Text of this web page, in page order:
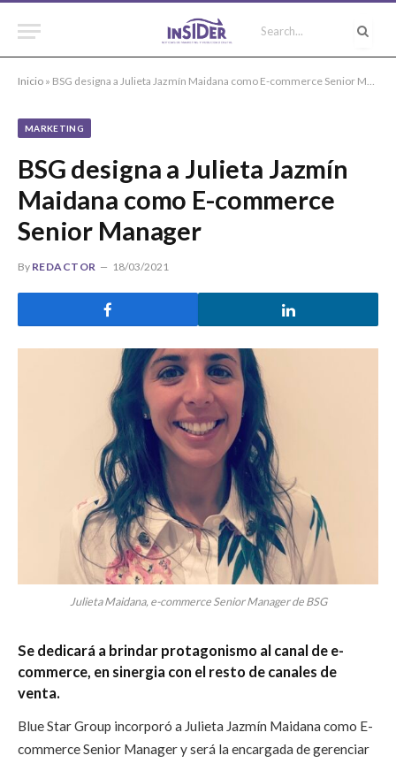
Inicio » BSG designa a Julieta Jazmín Maidana como E-commerce Senior Manager
MARKETING
BSG designa a Julieta Jazmín
Maidana como E-commerce
Senior Manager
By REDACTOR 18/03/2021
Julieta Maidana, e-commerce Senior Manager de BSG
Se dedicará a brindar protagonismo al canal de e-
commerce, en sinergia con el resto de canales de
venta.
Blue Star Group incorporó a Julieta Jazmín Maidana como E-
commerce Senior Manager y será la encargada de gerenciar